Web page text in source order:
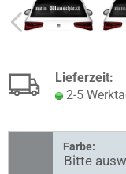
Lieferzeit:
2-5
Farbe: